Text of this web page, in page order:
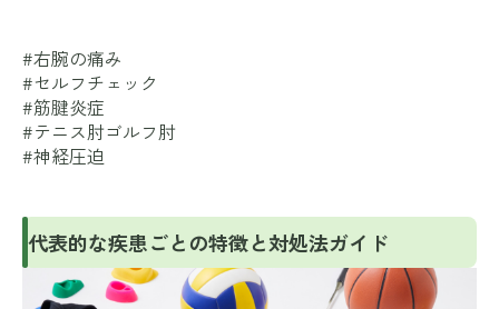
#右腕の痛み
#セルフチェック
#筋腱炎症
#テニス肘ゴルフ肘
#神経圧迫
代表的な疾患ごとの特徴と対処法ガイド